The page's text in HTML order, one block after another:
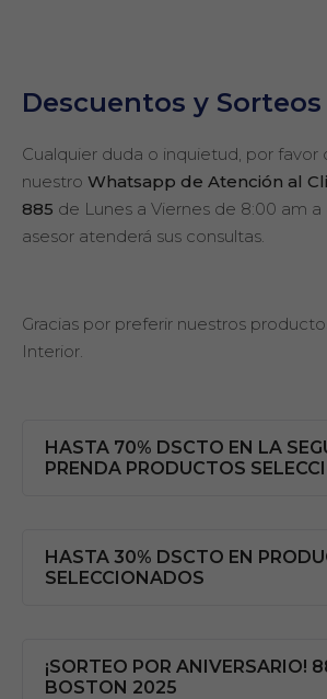
Descuentos y Sorteos
Cualquier duda o inquietud, por favor
nuestro Whatsapp de Atención al
885 de Lunes a Viernes de 8:00 am a
asesor atenderá sus consultas.
Gracias por preferir nuestros
Interior.
HASTA 70% DSCTO EN LA
PRENDA PRODUCTOS
HASTA 30% DSCTO EN
SELECCIONADOS
¡SORTEO POR ANIVERSARIO!
BOSTON 2025